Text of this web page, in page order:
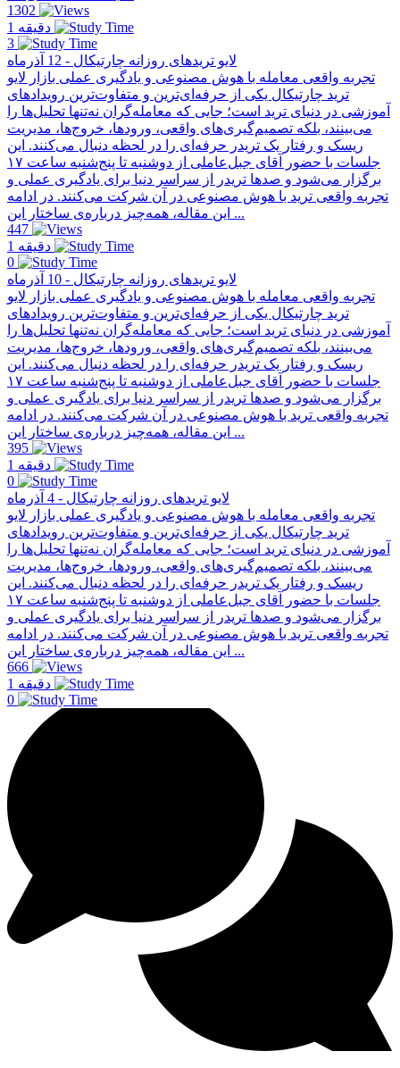
1302
1 دقیقه
3
لایو تریدهای روزانه چارتیکال - 12 آذرماه
تجربه واقعی معامله با هوش مصنوعی و یادگیری عملی بازار لایو
ترید چارتیکال یکی از حرفه‌ای‌ترین و متفاوت‌ترین رویدادهای
آموزشی در دنیای ترید است؛ جایی که معامله‌گران نه‌تنها تحلیل‌ها را
می‌بینند، بلکه تصمیم‌گیری‌های واقعی، ورودها، خروج‌ها، مدیریت
ریسک و رفتار یک تریدر حرفه‌ای را در لحظه دنبال می‌کنند. این
جلسات با حضور آقای جبل‌عاملی از دو‌شنبه تا پنج‌شنبه ساعت ۱۷
برگزار می‌شود و صدها تریدر از سراسر دنیا برای یادگیری عملی و
تجربه واقعی ترید با هوش مصنوعی در آن شرکت می‌کنند. در ادامه
این مقاله، همه‌چیز درباره‌ی ساختار این ...
447
1 دقیقه
0
لایو تریدهای روزانه چارتیکال - 10 آذرماه
تجربه واقعی معامله با هوش مصنوعی و یادگیری عملی بازار لایو
ترید چارتیکال یکی از حرفه‌ای‌ترین و متفاوت‌ترین رویدادهای
آموزشی در دنیای ترید است؛ جایی که معامله‌گران نه‌تنها تحلیل‌ها را
می‌بینند، بلکه تصمیم‌گیری‌های واقعی، ورودها، خروج‌ها، مدیریت
ریسک و رفتار یک تریدر حرفه‌ای را در لحظه دنبال می‌کنند. این
جلسات با حضور آقای جبل‌عاملی از دو‌شنبه تا پنج‌شنبه ساعت ۱۷
برگزار می‌شود و صدها تریدر از سراسر دنیا برای یادگیری عملی و
تجربه واقعی ترید با هوش مصنوعی در آن شرکت می‌کنند. در ادامه
این مقاله، همه‌چیز درباره‌ی ساختار این ...
395
1 دقیقه
0
لایو تریدهای روزانه چارتیکال - 4 آذرماه
تجربه واقعی معامله با هوش مصنوعی و یادگیری عملی بازار لایو
ترید چارتیکال یکی از حرفه‌ای‌ترین و متفاوت‌ترین رویدادهای
آموزشی در دنیای ترید است؛ جایی که معامله‌گران نه‌تنها تحلیل‌ها را
می‌بینند، بلکه تصمیم‌گیری‌های واقعی، ورودها، خروج‌ها، مدیریت
ریسک و رفتار یک تریدر حرفه‌ای را در لحظه دنبال می‌کنند. این
جلسات با حضور آقای جبل‌عاملی از دو‌شنبه تا پنج‌شنبه ساعت ۱۷
برگزار می‌شود و صدها تریدر از سراسر دنیا برای یادگیری عملی و
تجربه واقعی ترید با هوش مصنوعی در آن شرکت می‌کنند. در ادامه
این مقاله، همه‌چیز درباره‌ی ساختار این ...
666
1 دقیقه
0